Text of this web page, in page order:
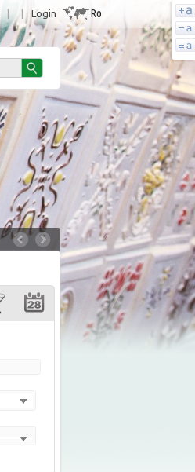
Login Ro